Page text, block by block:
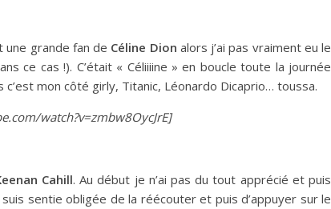
une grande fan de Céline Dion alors j’ai pas vraiment eu le
ce cas !). C’était « Céliiiine » en boucle toute la journée
mon côté girly, Titanic, Léonardo Dicaprio… toussa.
watch?v=zmbw8OycJrE]
Cahill. Au début je n’ai pas du tout apprécié et puis
sentie obligée de la réécouter et puis d’appuyer sur le